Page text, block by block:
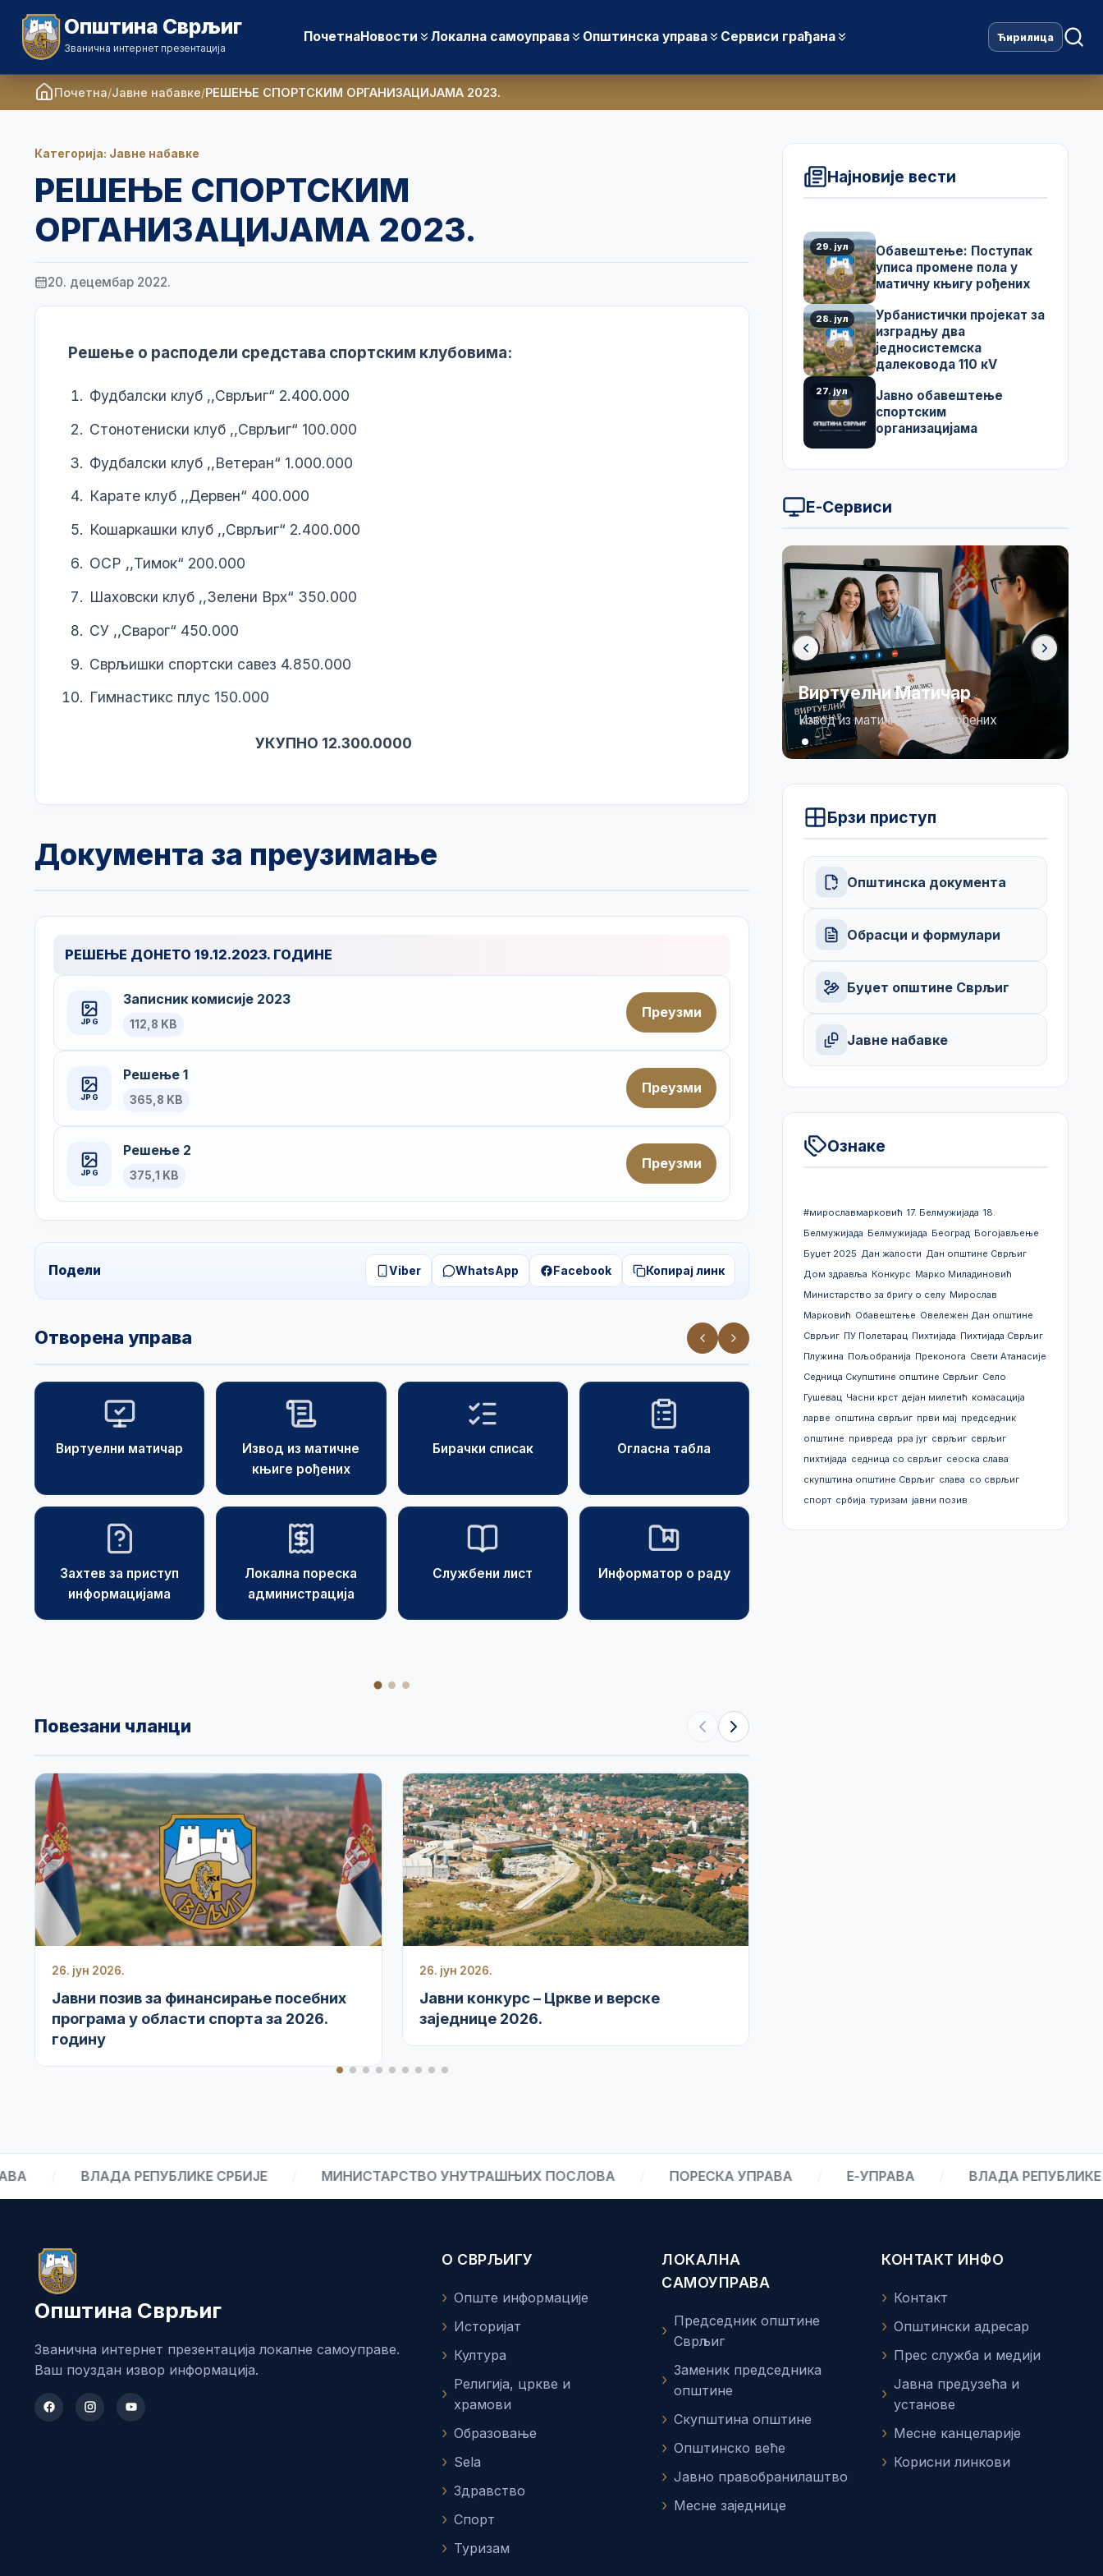
Општина Сврљиг
Званична интернет презентација
ПочетнаНовости Локална самоуправа Општинска управа Сервиси грађана Ћирилица
Почетна Јавне набавке РЕШЕЊЕ СПОРТСКИМ ОРГАНИЗАЦИЈАМА 2023.
Категорија: Јавне набавке
РЕШЕЊЕ СПОРТСКИМ
ОРГАНИЗАЦИЈАМА 2023.
20. децембар 2022.
Решење о расподели средстава спортским клубовима:
Фудбалски клуб ,,Сврљиг“ 2.400.000
Стонотениски клуб ,,Сврљиг“ 100.000
Фудбалски клуб ,,Ветеран“ 1.000.000
Карате клуб ,,Дервен“ 400.000
Кошаркашки клуб ,,Сврљиг“ 2.400.000
ОСР ,,Тимок“ 200.000
Шаховски клуб ,,Зелени Врх“ 350.000
СУ ,,Сварог“ 450.000
Сврљишки спортски савез 4.850.000
Гимнастикс плус 150.000
УКУПНО 12.300.0000
Документа за преузимање
РЕШЕЊЕ ДОНЕТО 19.12.2023. ГОДИНЕ
JPG
Записник комисије 2023
112,8 KB
Преузми
JPG
Решење 1
365,8 KB
Преузми
JPG
Решење 2
375,1 KB
Преузми
Подели Viber WhatsApp Facebook Копирај линк
Отворена управа
Виртуелни матичар
Извод из матичне
књиге рођених
Бирачки списак Огласна табла
Захтев за приступ
информацијама
Локална пореска
администрација
Службени лист Информатор о раду
Јавне расправе Скупштинске
Повезани чланци
26. јун 2026.
Јавни позив за финансирање посебних
програма у области спорта за 2026.
годину
26. јун 2026.
Јавни конкурс – Цркве и верске
заједнице 2026.
Најновије вести
29. јул
Обавештење: Поступак
уписа промене пола у
матичну књигу рођених
28. јул
Урбанистички пројекат за
изградњу два
једносистемска
далековода 110 кV
27. јул
Јавно обавештење
спортским
организацијама
Е-Сервиси
Бирачки списак Бирачки списак
Огласна табла
Брзи приступ
Општинска документа
Обрасци и формулари
Буџет општине Сврљиг
Јавне набавке
Ознаке
#мирославмарковић 17. Белмужијада 18.
Белмужијада Белмужијада Београд Богојављење
Буџет 2025 Дан жалости Дан општине Сврљиг
Дом здравља Конкурс Марко Миладиновић
Министарство за бригу о селу Мирослав
Марковић Обавештење Овележен Дан општине
Сврљиг ПУ Полетарац Пихтијада Пихтијада Сврљиг
Плужина Пољобранија Преконога Свети Атанасије
Седница Скупштине општине Сврљиг Село
Гушевац Часни крст дејан милетић комасација
ларве општина сврљиг први мај председник
општине привреда рра југ сврљиг сврљиг
пихтијада седница со сврљиг сеоска слава
скупштина општине Сврљиг слава со сврљиг
спорт србија туризам јавни позив
/ ВЛАДА РЕПУБЛИКЕ СРБИЈЕ / МИНИСТАРСТВО УНУТРАШЊИХ ПОСЛОВА / ПОРЕСКА УПРАВА / Е-УПРАВА / ВЛАДА РЕПУБЛИКЕ
Општина Сврљиг
Званична интернет презентација локалне самоуправе.
Ваш поуздан извор информација.
О СВРЉИГУ
Опште информације
Историјат
Култура
Религија, цркве и
храмови
Образовање
Sela
Здравство
Спорт
Туризам
ЛОКАЛНА
САМОУПРАВА
Председник општине
Сврљиг
Заменик председника
општине
Скупштина општине
Општинско веће
Јавно правобранилаштво
Месне заједнице
КОНТАКТ ИНФО
Контакт
Општински адресар
Прес служба и медији
Јавна предузећа и
установе
Месне канцеларије
Корисни линкови